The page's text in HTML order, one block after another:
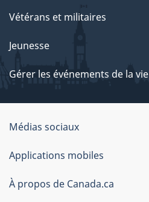
Vétérans et militaires
Jeunesse
Gérer les événements de la vie
Organisation
du
gouvernement
du
Médias sociaux
Applications mobiles
À propos de Canada.ca